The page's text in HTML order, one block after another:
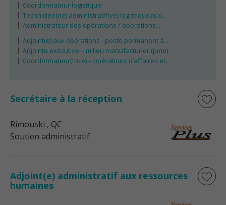
Coordonnateur logistique
Technicien(ne) administratif(ve) logistiqueaux...
Administrateur des opérations / operations...
Adjoint(e) aux opérations - poste permanent à...
Adjointe exécutive – milieu manufacturier (pme)
Coordonnateur(trice) – opérations d’affaires et...
Secrétaire à la réception
Rimouski , QC
Soutien administratif
Adjoint(e) administratif aux ressources
humaines